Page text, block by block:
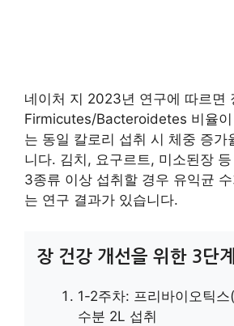
3-4주차: 프로바이오틱스
추가
5-6주차: 폴리페놀 풍부
릿, 녹차) 병행
유익균이 생성하는 단쇄지방산
몬인 렙틴 민감도를 35% 향상시